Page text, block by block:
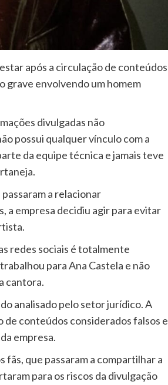
após a circulação de conteúdos
grave envolvendo um homem
divulgadas não
possui qualquer vínculo com a
da equipe técnica e jamais teve
a relacionar
a empresa decidiu agir para evitar
redes sociais é totalmente
para Ana Castela e não
cantora.
analisado pelo setor jurídico. A
conteúdos considerados falsos e
empresa.
que passaram a compartilhar a
para os riscos da divulgação